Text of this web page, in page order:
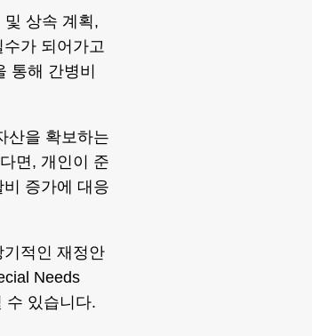
상속 계획,
가 되어가고
통해 간병비
산을 확보하는
면, 개인이 준
증가에 대응
적인 재정안
Needs
수 있습니다.